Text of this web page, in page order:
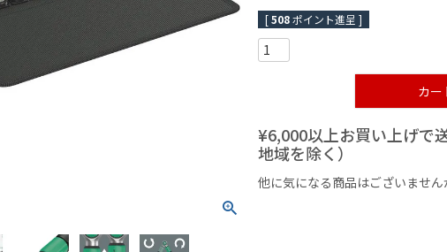
[508ポイント進呈 ]
カー
¥6,000以上お買い上げで
地域を除く）
他に気になる商品はございません